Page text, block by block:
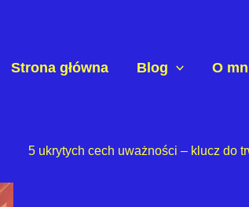
Strona główna Blog O
5 ukrytych cech uważności – klucz do